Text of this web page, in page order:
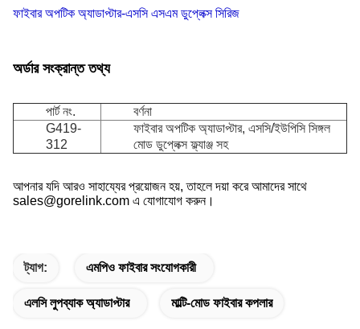
ফাইবার অপটিক অ্যাডাপ্টার-এসসি এসএম ডুপ্লেক্স সিরিজ
অর্ডার সংক্রান্ত তথ্য
পার্ট নং.
বর্ণনা
G419-
312
ফাইবার অপটিক অ্যাডাপ্টার, এসসি/ইউপিসি সিঙ্গল
মোড ডুপ্লেক্স ফ্ল্যাঞ্জ সহ
আপনার যদি আরও সাহায্যের প্রয়োজন হয়, তাহলে দয়া করে আমাদের সাথে
sales@gorelink.com এ যোগাযোগ করুন।
ট্যাগ: এমপিও ফাইবার সংযোগকারী
এলসি লুপব্যাক অ্যাডাপ্টার মাল্টি-মোড ফাইবার কপলার